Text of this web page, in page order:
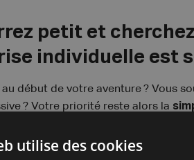
petit et
individuelle est
début de votre aventure ? Vous
? Votre priorité reste alors la
plus accessible pour démarrer une
utilise des cookies